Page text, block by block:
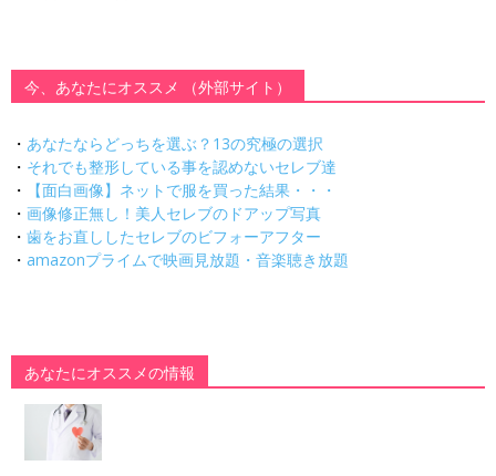
今、あなたにオススメ （外部サイト）
・ あなたならどっちを選ぶ？13の究極の選択
・ それでも整形している事を認めないセレブ達
・
【面白画像】ネットで服を買った結果・・・
・ 画像修正無し！美人セレブのドアップ写真
・ 歯をお直ししたセレブのビフォーアフター
・ amazonプライムで映画見放題・音楽聴き放題
あなたにオススメの情報